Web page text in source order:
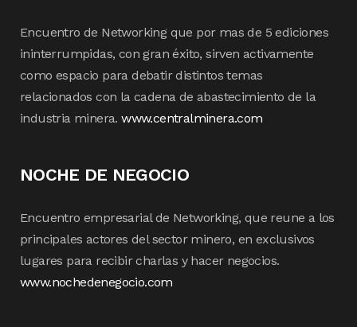
Encuentro de Networking que por mas de 5 ediciones
ininterrumpidas, con gran éxito, sirven activamente
como espacio para debatir distintos temas
relacionados con la cadena de abastecimiento de la
industria minera.www.centralminera.com
NOCHE DE NEGOCIO
Encuentro empresarial de Networking, que reune a los
principales actores del sector minero, en exclusivos
lugares para recibir charlas y hacer negocios.
www.nochedenegocio.com